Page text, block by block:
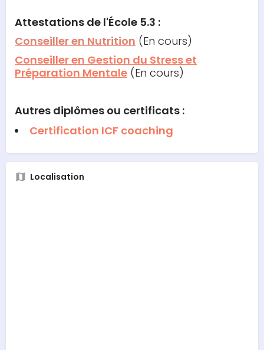
Attestations de l'École 5.3 :
Conseiller en Nutrition (En cours)
Conseiller en Gestion du Stress et
Préparation Mentale (En cours)
Autres diplômes ou certificats :
Certification ICF coaching
Localisation